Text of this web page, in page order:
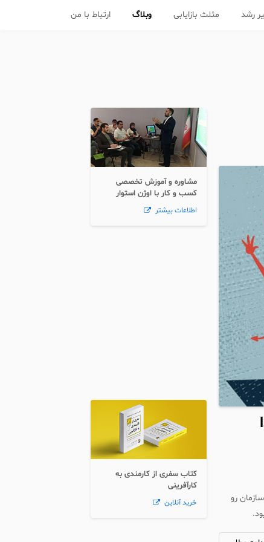
رشد مثلث بازایابی وبلاگ ارتباط با من
رو
مشاوره و آموزش تخصصی
کسب و کار با اوژن استوار
اطلاعات بیشتر
کتاب سفری از کارمندی به
کارآفرینی
خرید آنلاین